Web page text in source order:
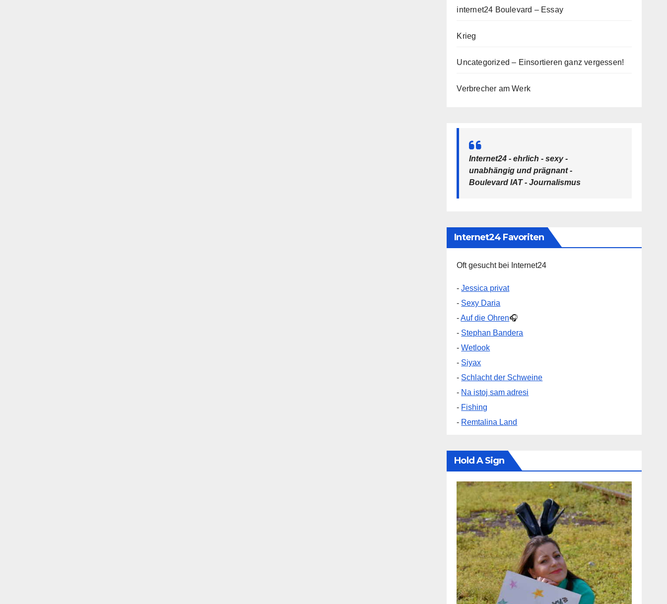
internet24 Boulevard – Essay
Krieg
Uncategorized – Einsortieren ganz vergessen!
Verbrecher am Werk
Internet24 - ehrlich - sexy -
unabhängig und prägnant -
Boulevard IAT - Journalismus
Internet24 Favoriten
Oft gesucht bei Internet24
-Jessica privat
- Sexy Daria
-Auf die Ohren🎧
- Stephan Bandera
-Wetlook
- Siyax
- Schlacht der Schweine
- Na istoj sam adresi
- Fishing
- Remtalina Land
Hold A Sign